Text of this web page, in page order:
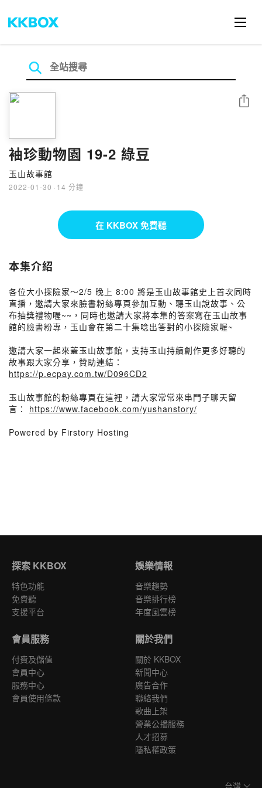
袖珍動物園 19-2 綠豆
玉山故事館
2022-01-30 · 14 分鐘
分享
在 KKBOX 免費聽
本集介紹
各位大小探險家～2/5 晚上 8:00 將是玉山故事館史上首次同時
直播，邀請大家來臉書粉絲專頁參加互動、聽玉山說故事、公
布抽獎禮物喔~~，同時也邀請大家將本集的答案寫在玉山故事
館的臉書粉專，玉山會在第二十集唸出答對的小探險家喔~
邀請大家一起來蓋玉山故事館，支持玉山持續創作更多好聽的
故事跟大家分享，贊助連結：
https://p.ecpay.com.tw/D096CD2
玉山故事館的粉絲專頁在這裡，請大家常常來串門子聊天留
言： https://www.facebook.com/yushanstory/
Powered by Firstory Hosting
探索 KKBOX
特色功能
免費聽
支援平台
娛樂情報
音樂趨勢
音樂排行榜
年度風雲榜
會員服務
付費及儲值
會員中心
服務中心
會員使用條款
關於我們
關於 KKBOX
新聞中心
廣告合作
聯絡我們
歌曲上架
營業公播服務
人才招募
隱私權政策
台灣